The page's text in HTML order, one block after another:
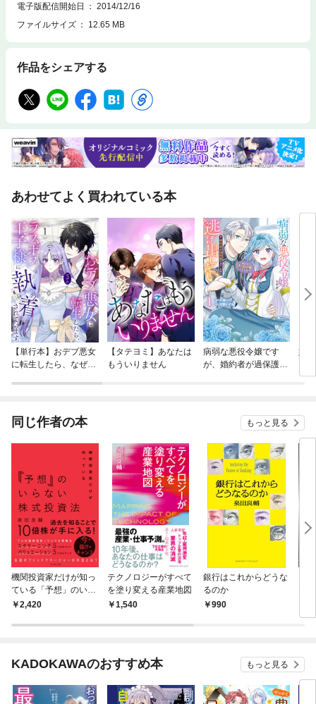
ックは都市デザインのショーケースになる・日本企業が生き残る３つの
道 ほか
電子版配信開始日
2014/12/16
ファイルサイズ
12.65 MB
作品をシェアする
あわせてよく買われている本
【単行本】おデブ悪女
に転生したら、なぜか
【タテヨミ】あなたは
もういりません
病弱な悪役令嬢です
が、婚約者が過保護す
妹
同じ作者の本 もっと見る
機関投資家だけが知っ
ている「予想」のいら
ない株式投資法
2,420
テクノロジーがすべて
を塗り変える産業地図
1,540
銀行はこれからどうな
るのか
990
KADOKAWAのおすすめ本 もっと見る